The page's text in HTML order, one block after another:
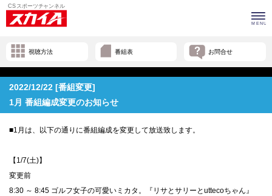
視聴方法 番組表 お問合せ
2022/12/22 [番組変更]
1月 番組編成変更のお知らせ
■1月は、以下の通りに番組編成を変更して放送致します。
【1/7(土)】
変更前
8:30 ～ 8:45 ゴルフ女子の可愛いミカタ。『リサとサリーとuttecoちゃん』